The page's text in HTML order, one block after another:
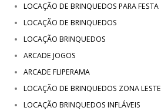
LOCAÇÃO DE BRINQUEDOS PARA FESTA
LOCAÇÃO DE BRINQUEDOS
LOCAÇÃO BRINQUEDOS
ARCADE JOGOS
ARCADE FLIPERAMA
LOCAÇÃO DE BRINQUEDOS ZONA LESTE
LOCAÇÃO BRINQUEDOS INFLÁVEIS